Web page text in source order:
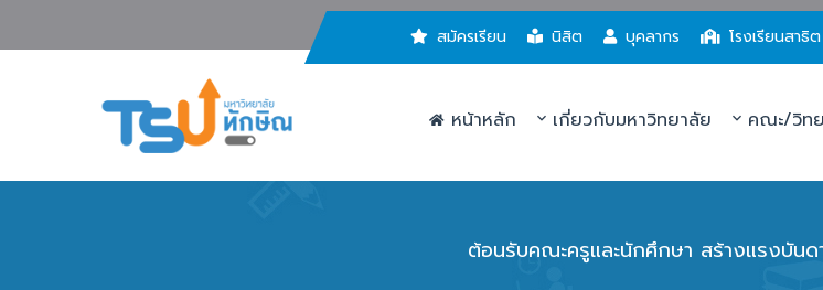
สมัครเรียน นิสิต บุคลากร โรงเรียนสาธิต
หน้าหลัก เกี่ยวกับมหาวิทยาลัย คณะ/วิท
ต้อนรับคณะครูและนักศึกษา สร้างแรงบัน